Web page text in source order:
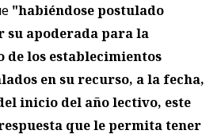
"habiéndose postulado
su apoderada para la
de los establecimientos
en su recurso, a la fecha,
inicio del año lectivo, este
que le permita tener